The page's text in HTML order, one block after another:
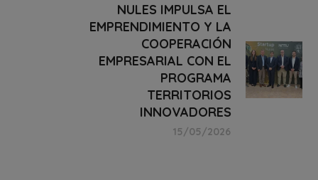
NULES IMPULSA EL
EMPRENDIMIENTO Y LA
COOPERACIÓN
EMPRESARIAL CON EL
PROGRAMA
TERRITORIOS
INNOVADORES
15/05/2026